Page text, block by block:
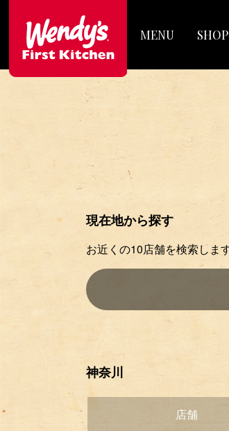
MENU SHOP
現在地から探す
お近くの10店舗を検索しま
神奈川
店舗